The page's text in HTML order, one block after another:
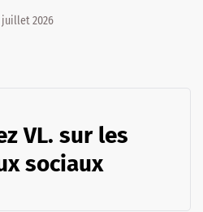
juillet 2026
VL. sur les
sociaux